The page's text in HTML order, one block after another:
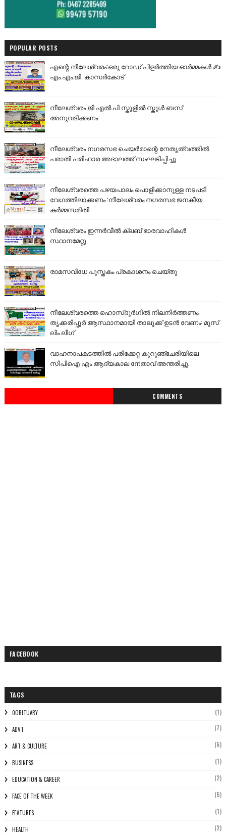
POPULAR POSTS
എന്റെ നീലേശ്വരം:ഒരു റോഡ് പിളർത്തിയ ഓർമ്മകൾ ✍️
എം.എം.ജി. കാസർകോട്
നീലേശ്വരം ജി എൽ പി സ്കൂളിൽ സ്കൂൾ ബസ്
അനുവദിക്കണം
നീലേശ്വരം നഗരസഭ ചെയർമാന്റെ നേതൃത്വത്തിൽ
പരാതി പരിഹാര അദാലത്ത് സംഘടിപ്പിച്ചു
നീലേശ്വരത്തെ പഴയപാലം പൊളിക്കാനുള്ള നടപടി
വേഗത്തിലാക്കണം :നീലേശ്വരം നഗരസഭ ജനകീയ
കർമ്മസമിതി
നീലേശ്വരം ഇന്നർവീൽ ക്ലബ് ഭാരവാഹികൾ
സ്ഥാനമേറ്റു
രാമസവിധേ പുസ്തകം പ്രകാശനം ചെയ്തു
നീലേശ്വരത്തെ ഹൊസ്ദുർഗിൽ നിലനിർത്തണം;
തൃക്കരിപ്പൂർ ആസ്ഥാനമായി താലൂക്ക് ഉടൻ വേണം: മുസ്
ലിം ലീഗ്
വാഹനാപകടത്തിൽ പരിക്കേറ്റ കുറുഞ്ചേരിയിലെ
സിപിഐ എം ആദ്യകാല നേതാവ് അന്തരിച്ചു.
COMMENTS
FACEBOOK
TAGS
0OBITUARY (1)
ADVT (7)
ART & CULTURE (6)
BUSINESS (1)
EDUCATION & CAREER (2)
FACE OF THE WEEK (5)
FEATURES (1)
HEALTH (2)